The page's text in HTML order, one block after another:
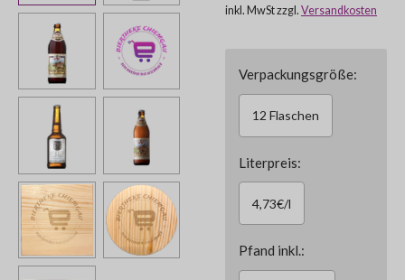
inkl. MwSt zzgl. Versandkosten
Verpackungsgröße:
12 Flaschen
Literpreis:
4,73€/l
Pfand inkl.: